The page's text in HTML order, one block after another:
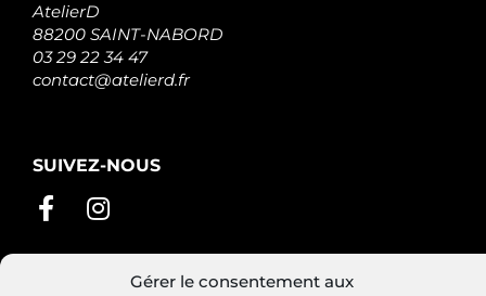
Gérer le consentement aux
AtelierD
88200 SAINT-NABORD
03 29 22 34 47
contact@atelierd.fr
SUIVEZ-NOUS